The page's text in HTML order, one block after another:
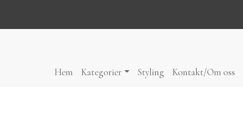
Hem Kategorier Styling Kontakt/Om oss